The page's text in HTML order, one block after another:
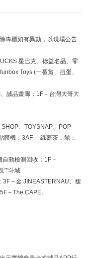
專櫃如有異動，以現場公告
星巴克、德益名品、零
Toys (一番賞、扭蛋、
誠品畫廊；1F－台灣大哥大
、TOYSNAP、POP
機；3AF－ 綠蓋茶．館；
動檢測回收；1F－
""⽃城
3F－⾦ JINEASTERNAU、馥
－The CAPE。